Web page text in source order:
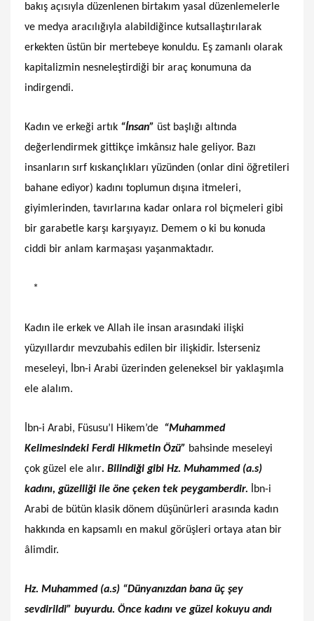
bakış açısıyla düzenlenen birtakım yasal düzenlemelerle
ve medya aracılığıyla alabildiğince kutsallaştırılarak
erkekten üstün bir mertebeye konuldu. Eş zamanlı olarak
kapitalizmin nesneleştirdiği bir araç konumuna da
indirgendi.
Kadın ve erkeği artık “İnsan” üst başlığı altında
değerlendirmek gittikçe imkânsız hale geliyor. Bazı
insanların sırf kıskançlıkları yüzünden (onlar dini öğretileri
bahane ediyor) kadını toplumun dışına itmeleri,
giyimlerinden, tavırlarına kadar onlara rol biçmeleri gibi
bir garabetle karşı karşıyayız. Demem o ki bu konuda
ciddi bir anlam karmaşası yaşanmaktadır.
*
Kadın ile erkek ve Allah ile insan arasındaki ilişki
yüzyıllardır mevzubahis edilen bir ilişkidir. İsterseniz
meseleyi, İbn-i Arabi üzerinden geleneksel bir yaklaşımla
ele alalım.
İbn-i Arabi, Füsusu’l Hikem’de “Muhammed
Kelimesindeki Ferdi Hikmetin Özü” bahsinde meseleyi
çok güzel ele alır. Bilindiği gibi Hz. Muhammed (a.s)
kadını, güzelliği ile öne çeken tek peygamberdir. İbn-i
Arabi de bütün klasik dönem düşünürleri arasında kadın
hakkında en kapsamlı en makul görüşleri ortaya atan bir
âlimdir.
Hz. Muhammed (a.s) “Dünyanızdan bana üç şey
sevdirildi” buyurdu. Önce kadını ve güzel kokuyu andı